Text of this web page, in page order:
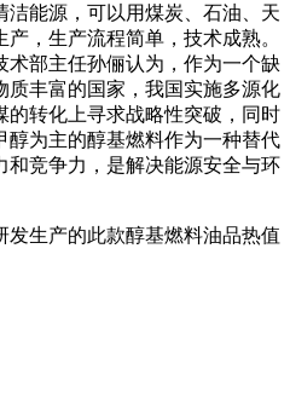
能源，可以用煤炭、石油、天
，生产流程简单，技术成熟。
术部主任孙俪认为，作为一个缺
质丰富的国家，我国实施多源化
的转化上寻求战略性突破，同时
醇为主的醇基燃料作为一种替代
和竞争力，是解决能源安全与环
生产的此款醇基燃料油品热值